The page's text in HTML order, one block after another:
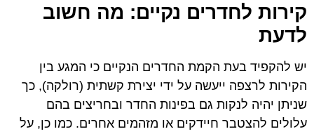
קירות לחדרים נקיים: מה חשוב
לדעת
יש להקפיד בעת הקמת החדרים הנקיים כי המגע בין
הקירות לרצפה ייעשה על ידי יצירת קשתית (רולקה), כך
שניתן יהיה לנקות גם בפינות החדר ובחריצים בהם
עלולים להצטבר חיידקים או מזהמים אחרים. כמו כן, על